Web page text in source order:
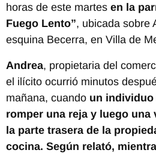
horas de este martes en la
Fuego Lento”, ubicada sobre
esquina Becerra, en Villa de
Andrea, propietaria del
el ilícito ocurrió minutos
mañana, cuando un
romper una reja y luego una
la parte trasera de la
cocina. Según relató,